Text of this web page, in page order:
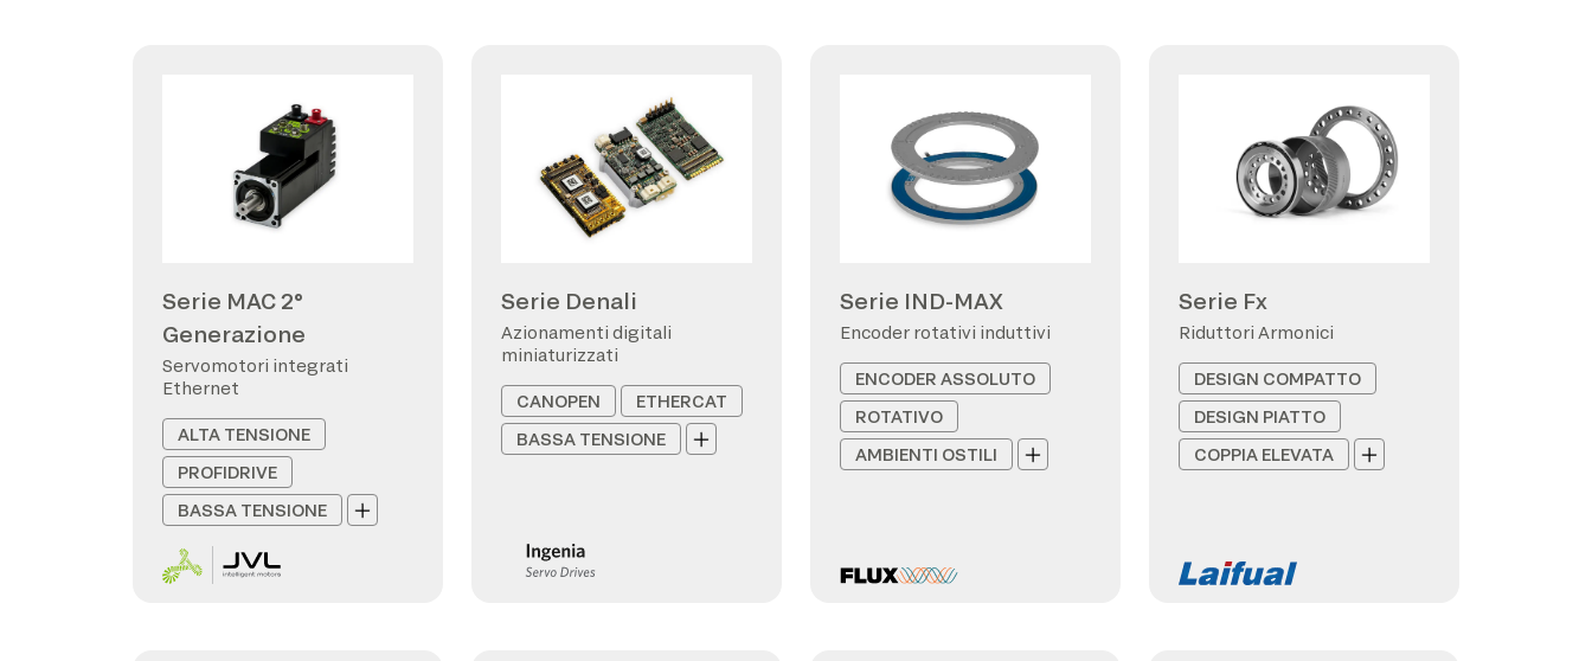
Serie MAC 2°
Generazione
Servomotori integrati
Ethernet
ALTA TENSIONE
PROFIDRIVE
BASSA TENSIONE
Serie Denali
Azionamenti digitali
miniaturizzati
CANOPEN
ETHERCAT
BASSA TENSIONE
Serie IND-MAX
Encoder rotativi induttivi
ENCODER ASSOLUTO
ROTATIVO
AMBIENTI OSTILI
Serie Fx
Riduttori Armonici
DESIGN COMPATTO
DESIGN PIATTO
COPPIA ELEVATA